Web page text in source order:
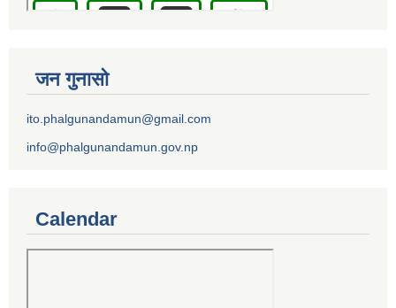
जन गुनासो
ito.phalgunandamun@gmail.com
info@phalgunandamun.gov.np
Calendar